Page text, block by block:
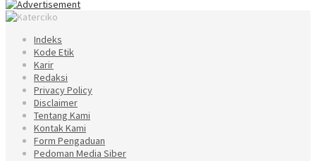
Indeks
Kode Etik
Karir
Redaksi
Privacy Policy
Disclaimer
Tentang Kami
Kontak Kami
Form Pengaduan
Pedoman Media Siber